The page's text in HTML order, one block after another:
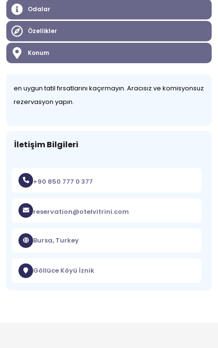
Odalar
Özellikler
Konum
en uygun tatil fırsatlarını kaçırmayın. Aracısız ve komisyonsuz
rezervasyon yapın.
İletişim Bilgileri
+90 850 777 0 377
reservation@otelvitrini.com
Bursa, Turkey
Göllüce Köyü İznik